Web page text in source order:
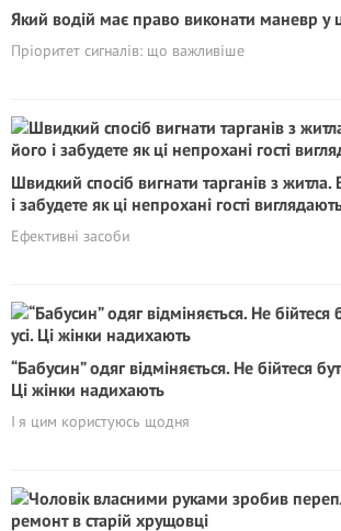
Який водій має право виконати маневр у
Пріоритет сигналів: що важливіше
Швидкий спосіб вигнати тарганів з житла.
і забудете як ці непрохані гості
Ефективні засоби
“Бабусин” одяг відміняється. Не бійтеся
Ці жінки надихають
І я цим користуюсь щодня